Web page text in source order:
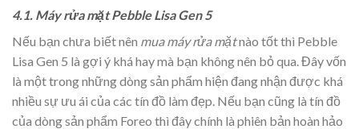
4.1. Máy rửa mặt Pebble Lisa Gen 5
Nếu bạn chưa biết nên mua máy rửa mặtnào tốt thì Pebble
Lisa Gen 5 là gợi ý khá hay mà bạn không nên bỏ qua. Đây vốn
là một trong những dòng sản phẩm hiện đang nhận được khá
nhiều sự ưu ái của các tín đồ làm đẹp. Nếu bạn cũng là tín đồ
của dòng sản phẩm Foreo thì đây chính là phiên bản hoàn hảo